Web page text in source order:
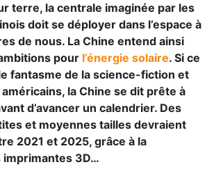
terre, la centrale imaginée par les
doit se déployer dans l’espace à
de nous. La Chine entend ainsi
pour l’énergie solaire. Si ce
fantasme de la science-fiction et
la Chine se dit prête à
d’avancer un calendrier. Des
et moyennes tailles devraient
2021 et 2025, grâce à la
3D…